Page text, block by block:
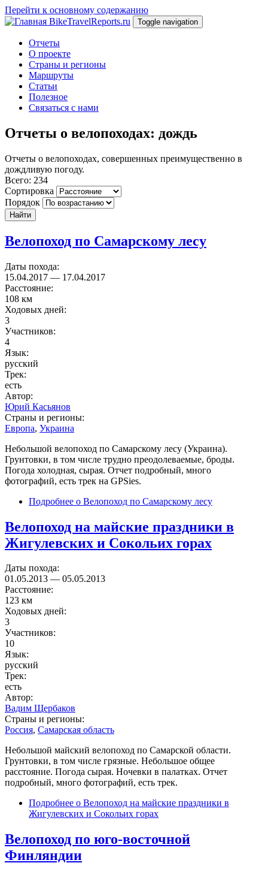
Перейти к основному содержанию
BikeTravelReports.ru
Toggle navigation
Отчеты
О проекте
Страны и регионы
Маршруты
Статьи
Полезное
Связаться с нами
Отчеты о велопоходах: дождь
Отчеты о велопоходах, совершенных преимущественно в
дождливую погоду.
Всего: 234
Сортировка
Порядок
Найти
Велопоход по Самарскому лесу
Даты похода:
15.04.2017 — 17.04.2017
Расстояние:
108 км
Ходовых дней:
3
Участников:
4
Язык:
русский
Трек:
есть
Автор:
Юрий Касьянов
Страны и регионы:
Европа, Украина
Небольшой велопоход по Самарскому лесу (Украина).
Грунтовки, в том числе трудно преодолеваемые, броды.
Погода холодная, сырая. Отчет подробный, много
фотографий, есть трек на GPSies.
Подробнее о Велопоход по Самарскому лесу
Велопоход на майские праздники в
Жигулевских и Сокольих горах
Даты похода:
01.05.2013 — 05.05.2013
Расстояние:
123 км
Ходовых дней:
3
Участников:
10
Язык:
русский
Трек:
есть
Автор:
Вадим Щербаков
Страны и регионы:
Россия, Самарская область
Небольшой майский велопоход по Самарской области.
Грунтовки, в том числе грязные. Небольшое общее
расстояние. Погода сырая. Ночевки в палатках. Отчет
подробный, много фотографий, есть трек.
Подробнее о Велопоход на майские праздники в
Жигулевских и Сокольих горах
Велопоход по юго-восточной
Финляндии